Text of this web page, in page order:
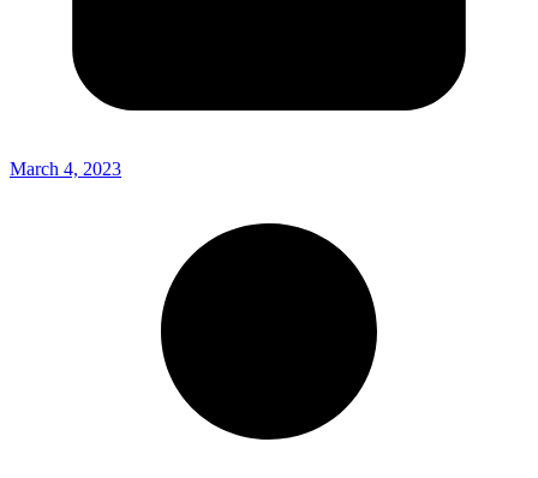
March 4, 2023